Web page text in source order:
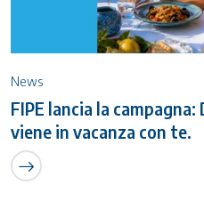
News
FIPE lancia la
viene in vacanza con te.